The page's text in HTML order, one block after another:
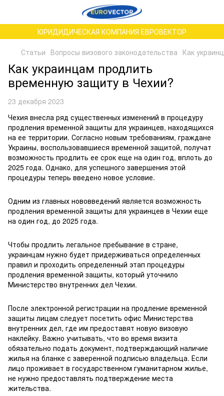
ЮРИДИДИЧЕСКАЯ КОМПАНИЯ ЕВРОВЕКТОР
Статьи Вопросы визового законодательства Как
Как украинцам продлить
временную защиту в Чехии?
23 декабря 2023
Чехия внесла ряд существенных изменений в процедуру
продления временной защиты для украинцев, находящихся
на ее территории. Согласно новым требованиям, граждане
Украины, воспользовавшиеся временной защитой, получат
возможность продлить ее срок еще на один год, вплоть до
2025 года. Однако, для успешного завершения этой
процедуры теперь введено новое условие.
Одним из главных нововведений является возможность
продления временной защиты для украинцев в Чехии еще
на один год, до 2025 года.
Чтобы продлить легальное пребывание в стране,
украинцам нужно будет придерживаться определенных
правил и проходить определенный этап процедуры
продления временной защиты, который уточнило
Министерство внутренних дел Чехии.
После электронной регистрации на продление временной
защиты лицам следует посетить офис Министерства
внутренних дел, где им предоставят новую визовую
наклейку. Важно учитывать, что во время визита
обязательно подать документ, подтверждающий наличие
жилья на бланке с заверенной подписью владельца. Если
лицо проживает в государственном гуманитарном жилье,
не нужно предоставлять подтверждение места
жительства.